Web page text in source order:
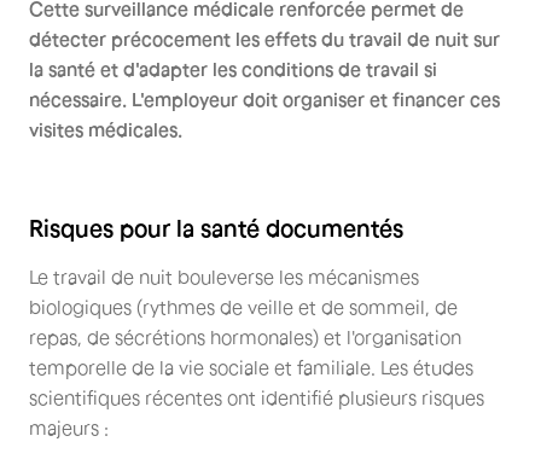
Cette surveillance médicale renforcée permet de
détecter précocement les effets du travail de nuit sur
la santé et d'adapter les conditions de travail si
nécessaire. L'employeur doit organiser et financer ces
visites médicales.
Risques pour la santé documentés
Le travail de nuit bouleverse les mécanismes
biologiques (rythmes de veille et de sommeil, de
repas, de sécrétions hormonales) et l'organisation
temporelle de la vie sociale et familiale. Les études
scientifiques récentes ont identifié plusieurs risques
majeurs :